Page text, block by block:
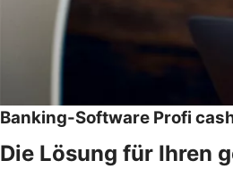
Banking-Software Profi
Die Lösung für Ihren